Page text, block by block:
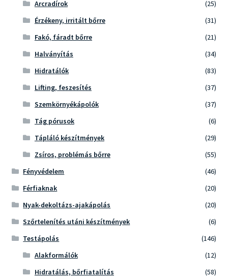
Arcradírok
(25)
Érzékeny, irritált bőrre
(31)
Fakó, fáradt bőrre
(21)
Halványítás
(34)
Hidratálók
(83)
Lifting, feszesítés
(37)
Szemkörnyékápolók
(37)
Tág pórusok
(6)
Tápláló készítmények
(29)
Zsíros, problémás bőrre
(55)
Fényvédelem
(46)
Férfiaknak
(20)
Nyak-dekoltázs-ajakápolás
(20)
Szőrtelenítés utáni készítmények
(6)
Testápolás
(146)
Alakformálók
(12)
Hidratálás, bőrfiatalítás
(58)